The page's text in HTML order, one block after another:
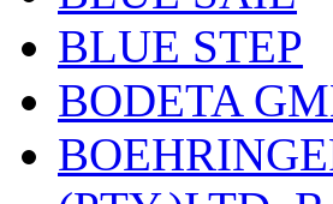
BLUE STEP
BODETA